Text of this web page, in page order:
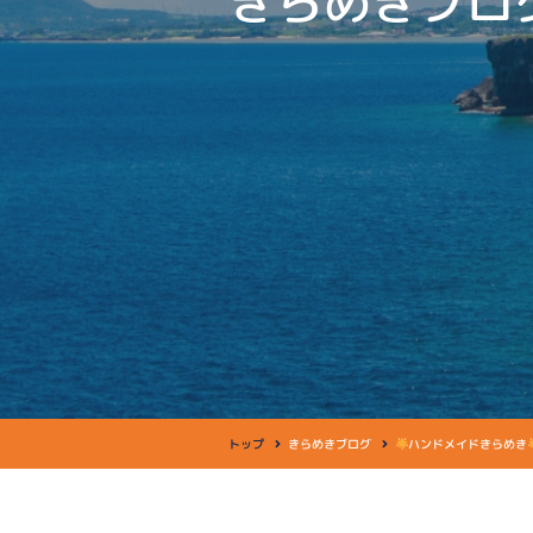
トップ きらめきブログ ハンドメイドきらめき